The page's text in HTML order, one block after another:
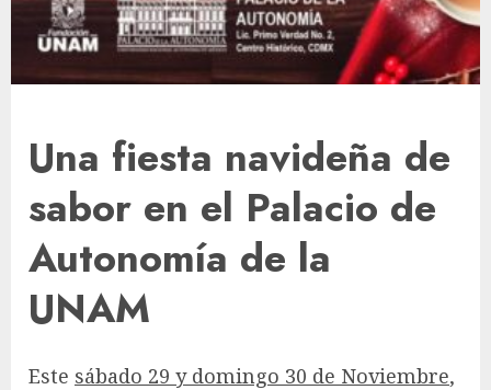
Una fiesta navideña de
sabor en el Palacio de
Autonomía de la
UNAM
Este sábado 29 y domingo 30 de Noviembre,